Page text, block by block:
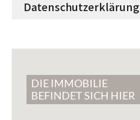
Datenschutzerklärung
DIE IMMOBILIE
BEFINDET SICH HIER